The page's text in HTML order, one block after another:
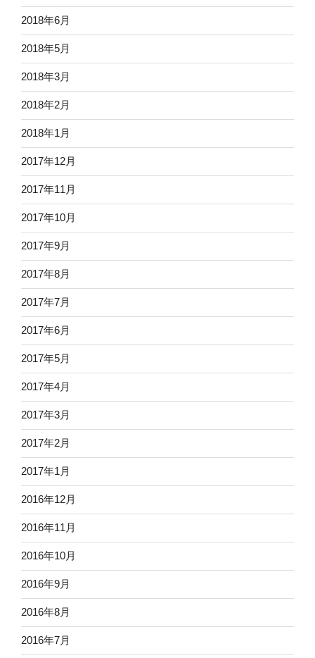
2018年6月
2018年5月
2018年3月
2018年2月
2018年1月
2017年12月
2017年11月
2017年10月
2017年9月
2017年8月
2017年7月
2017年6月
2017年5月
2017年4月
2017年3月
2017年2月
2017年1月
2016年12月
2016年11月
2016年10月
2016年9月
2016年8月
2016年7月